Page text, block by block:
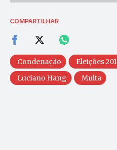
COMPARTILHAR
Condenação Eleições
Luciano Hang
Multa